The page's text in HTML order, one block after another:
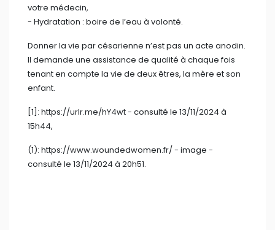
votre médecin,
- ⁠Hydratation : boire de l’eau à volonté.
Donner la vie par césarienne n’est pas un acte anodin.
Il demande une assistance de qualité à chaque fois
tenant en compte la vie de deux êtres, la mère et son
enfant.
[1]: https://urlr.me/hY4wt - consulté le 13/11/2024 à
15h44,
(1): https://www.woundedwomen.fr/ - image -
consulté le 13/11/2024 à 20h51.